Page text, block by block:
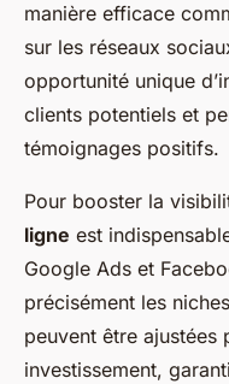
manière efficace
sur les réseaux
opportunité unique
clients potentiels et
témoignages positifs.
Pour booster la
ligne est
Google Ads et
précisément les
peuvent être
investissement,